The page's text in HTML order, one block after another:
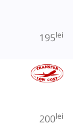
195lei
200lei